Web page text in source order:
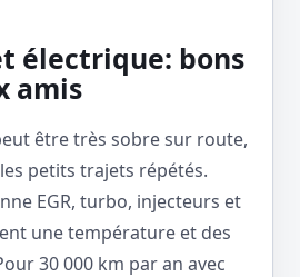
électrique: bons
amis
être très sobre sur route,
petits trajets répétés.
EGR, turbo, injecteurs et
une température et des
30 000 km par an avec